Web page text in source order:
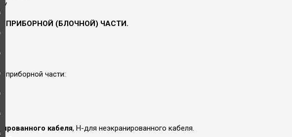
ПРИБОРНОЙ (БЛОЧНОЙ) ЧАСТИ.
приборной части:
кабеля, Н-для неэкранированного кабеля.